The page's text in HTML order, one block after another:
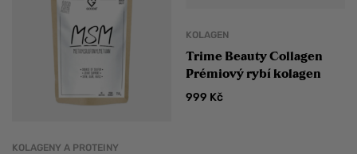
KOLAGENY A PROTEINY
KOLAGEN
Trime Beauty Collagen
Prémiový rybí kolagen
999 Kč